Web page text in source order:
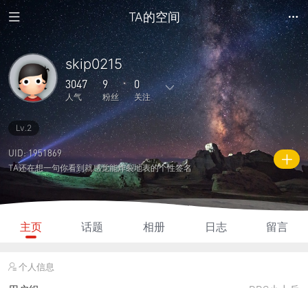
TA的空间
skip0215
3047
人气
9
粉丝
0
关注
6
主题
7
回复
0
日志
1
相册
0
好友
9 0
关注
0
说说
3047
人气
150
积分
Lv.2
UID: 1951869
TA还在想一句你看到就感觉能炸裂地表的个性签名
主页 话题 相册 日志 留言
个人信息